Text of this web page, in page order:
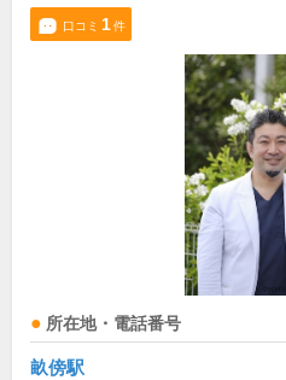
口コミ 1件
所在地・電話番号
畝傍駅